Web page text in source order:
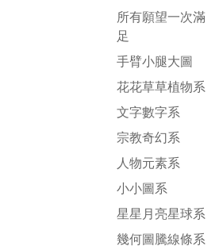
所有願望一次滿
足
手臂小腿大圖
花花草草植物系
文字數字系
宗教奇幻系
人物元素系
小小圖系
星星月亮星球系
幾何圖騰線條系